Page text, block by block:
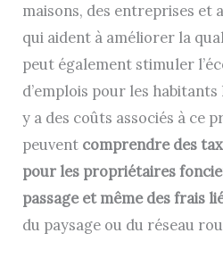
maisons, des entreprises
qui aident à améliorer la
peut également stimuler
d’emplois pour les
y a des coûts associés à ce
peuvent comprendre des
pour les propriétaires
passage et même des frais
du paysage ou du réseau